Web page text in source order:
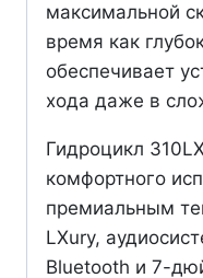
максимальной
время как
обеспечивает
хода даже в
Гидроцикл
комфортного
премиальным
LXury,
Bluetooth и 7-